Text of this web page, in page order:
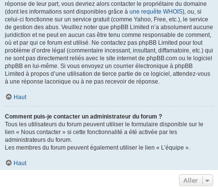
réponse de leur part, vous devriez alors contacter le propriétaire du domaine
(dont les informations sont disponibles grâce à une requête WHOIS), ou, si
celui-ci fonctionne sur un service gratuit (comme Yahoo, Free, etc.), le service
de gestion des abus. Veuillez noter que phpBB Limited n’a absolument aucune
juridiction et ne peut en aucun cas être tenu comme responsable de comment,
où et par qui ce forum est utilisé. Ne contactez pas phpBB Limited pour tout
problème d’ordre légal (commentaire incessant, insultant, diffamatoire, etc.) qui
ne sont pas directement reliés avec le site internet de phpBB.com ou le logiciel
phpBB en lui-même. Si vous envoyez un courrier électronique à phpBB
Limited à propos d’une utilisation de tierce partie de ce logiciel, attendez-vous
à une réponse laconique ou à ne pas recevoir de réponse.
Haut
Comment puis-je contacter un administrateur du forum ?
Tous les utilisateurs du forum peuvent utiliser le formulaire disponible sur le
lien « Nous contacter » si cette fonctionnalité a été activée par les
administrateurs du forum.
Les membres du forum peuvent également utiliser le lien « L’équipe ».
Haut
Aller